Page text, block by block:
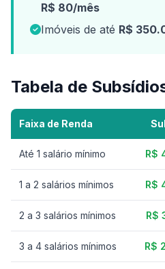
R$ 80/mês
Imóveis de até R$
Tabela de
Faixa de Renda
Até 1 salário mínimo R$
1 a 2 salários mínimos R$
2 a 3 salários mínimos R$
3 a 4 salários mínimos R$